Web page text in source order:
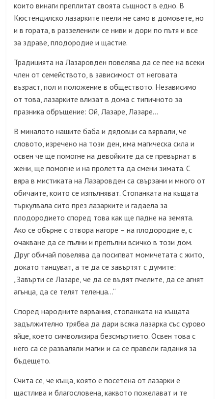
които винаги преплитат своята същност в едно. В
Кюстендилско лазарките пеели не само в домовете, но
и в гората, в раззеленили се ниви и дори по пътя и все
за здраве, плодородие и щастие.
Традицията на Лазаровден повелява да се пее на всеки
член от семейството, в зависимост от неговата
възраст, пол и положение в обществото. Независимо
от това, лазарките влизат в дома с типичното за
празника обръщение: Ой, Лазаре, Лазаре…
В миналото нашите баба и дядовци са вярвали, че
словото, изречено на този ден, има магическа сила и
освен че ще помогне на девойките да се превърнат в
жени, ще помогне и на пролетта да смени зимата. С
вяра в мистиката на Лазаровден са свързани и много от
обичаите, които се изпълняват. Стопанката на къщата
търкулвала сито през лазарките и гадаела за
плодородието според това как ще падне на земята.
Ако се обърне с отвора нагоре – на плодородие е, с
очакване да се пълни и препълни всичко в този дом.
Друг обичай повелява да посипват момичетата с жито,
докато танцуват, а те да се завъртят с думите:
„Завърти се Лазаре, че да се въдят пчелите, да се агнят
агънца, да се телят теленца…“
Според народните вярвания, стопанката на къщата
задължително трябва да дари всяка лазарка със сурово
яйце, което символизира безсмъртието. Освен това с
него са се разваляли магии и са се правели гадания за
бъдещето.
Счита се, че къща, която е посетена от лазарки е
щастлива и благословена, каквото пожелават и те